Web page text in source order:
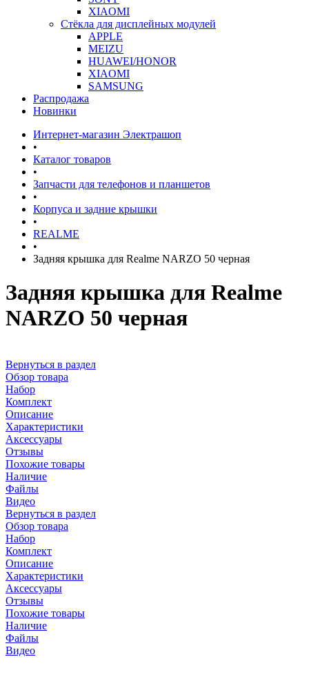
XIAOMI
Стёкла для дисплейных модулей
APPLE
MEIZU
HUAWEI/HONOR
XIAOMI
SAMSUNG
Распродажа
Новинки
Интернет-магазин Электрашоп
•
Каталог товаров
•
Запчасти для телефонов и планшетов
•
Корпуса и задние крышки
•
REALME
•
Задняя крышка для Realme NARZO 50 черная
Задняя крышка для Realme
NARZO 50 черная
Вернуться в раздел
Обзор товара
Набор
Комплект
Описание
Характеристики
Аксессуары
Отзывы
Похожие товары
Наличие
Файлы
Видео
Вернуться в раздел
Обзор товара
Набор
Комплект
Описание
Характеристики
Аксессуары
Отзывы
Похожие товары
Наличие
Файлы
Видео